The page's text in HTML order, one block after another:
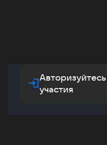
участия